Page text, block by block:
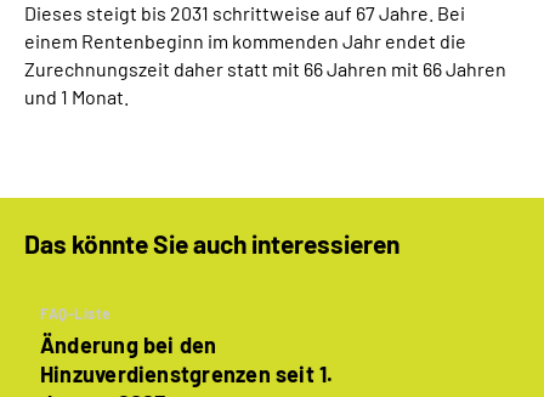
Dieses steigt bis 2031 schrittweise auf 67 Jahre. Bei
einem Rentenbeginn im kommenden Jahr endet die
Zurechnungszeit daher statt mit 66 Jahren mit 66 Jahren
und 1 Monat.
Das könnte Sie auch interessieren
FAQ-Liste
Änderung bei den
Hinzuverdienstgrenzen seit 1.